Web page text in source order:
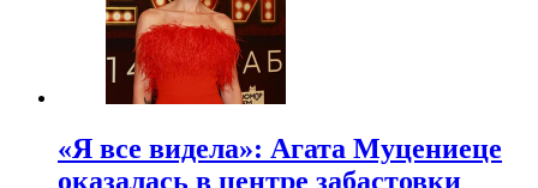
«Я все видела»: Агата Муцениеце
оказалась в центре забастовки